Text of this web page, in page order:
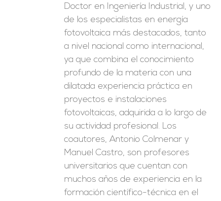
Doctor en Ingeniería Industrial, y uno
de los especialistas en energía
fotovoltaica más destacados, tanto
a nivel nacional como internacional,
ya que combina el conocimiento
profundo de la materia con una
dilatada experiencia práctica en
proyectos e instalaciones
fotovoltaicas, adquirida a lo largo de
su actividad profesional. Los
coautores, Antonio Colmenar y
Manuel Castro, son profesores
universitarios que cuentan con
muchos años de experiencia en la
formación científico-técnica en el